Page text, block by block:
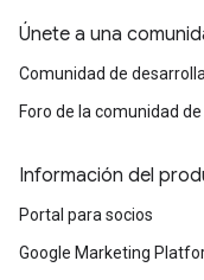
Únete a una
Comunidad de
Foro de la comunidad
Información del
Portal para socios
Google Marketing